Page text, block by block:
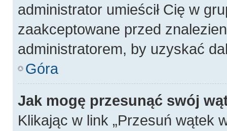
administrator umieścił Cię w
zaakceptowane przed
administratorem, by uzyskać
Góra
Jak mogę przesunąć swój
Klikając w link „Przesuń wątek